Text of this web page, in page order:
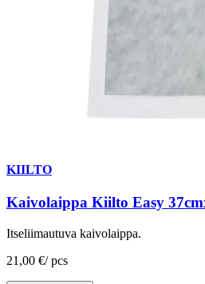
KIILTO
Kaivolaippa Kiilto Easy
Itseliimautuva kaivolaippa.
21,00 €/ pcs